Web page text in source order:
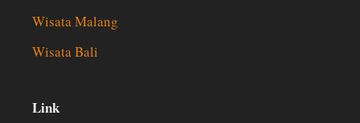
Wisata Malang
Wisata Bali
Link